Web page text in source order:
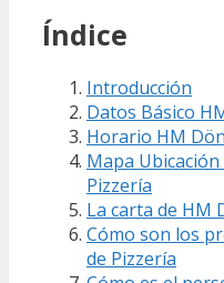
Índice
Introducción
Datos Básico
Horario HM
Mapa
Pizzería
La carta de HM
Cómo son los
de Pizzería